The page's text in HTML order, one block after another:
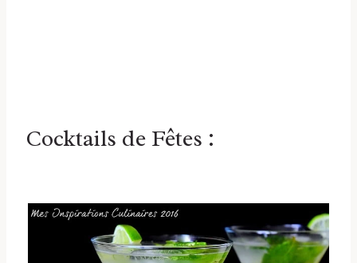
Cocktails de Fêtes :